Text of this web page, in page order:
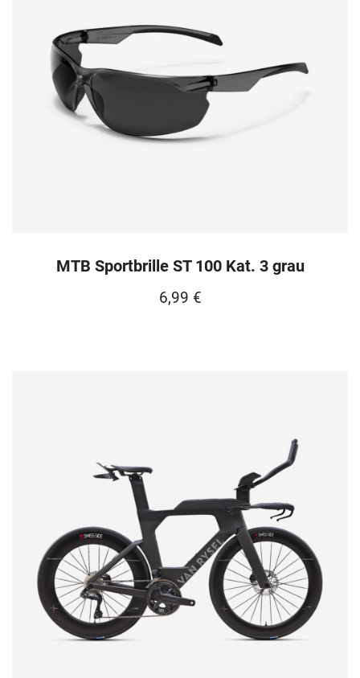
MTB Sportbrille ST 100 Kat. 3 grau
6,99 €